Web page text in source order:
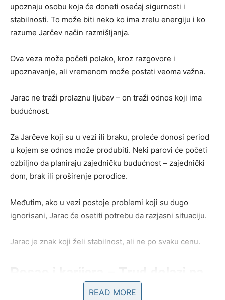
upoznaju osobu koja će doneti osećaj sigurnosti i
stabilnosti. To može biti neko ko ima zrelu energiju i ko
razume Jarčev način razmišljanja.
Ova veza može početi polako, kroz razgovore i
upoznavanje, ali vremenom može postati veoma važna.
Jarac ne traži prolaznu ljubav – on traži odnos koji ima
budućnost.
Za Jarčeve koji su u vezi ili braku, proleće donosi period
u kojem se odnos može produbiti. Neki parovi će početi
ozbiljno da planiraju zajedničku budućnost – zajednički
dom, brak ili proširenje porodice.
Međutim, ako u vezi postoje problemi koji su dugo
ignorisani, Jarac će osetiti potrebu da razjasni situaciju.
Jarac je znak koji želi stabilnost, ali ne po svaku cenu.
READ MORE